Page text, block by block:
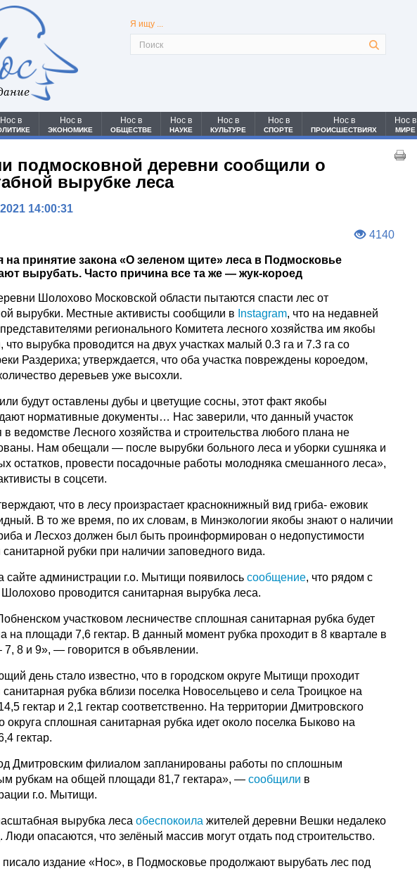
Я ищу ...
Нос в Нос в
ЭКОНОМИКЕ
Нос в
ОБЩЕСТВЕ
Нос в
НАУКЕ
Нос в
КУЛЬТУРЕ
Нос в
СПОРТЕ
Нос в
ПРОИСШЕСТВИЯХ
Нос в
МИРЕ
подмосковной деревни сообщили о
вырубке леса
14:00:31
4140
на принятие закона «О зеленом щите» леса в Подмосковье
вырубать. Часто причина все та же — жук-короед
Шолохово Московской области пытаются спасти лес от
вырубки. Местные активисты сообщили в Instagram, что на недавней
регионального Комитета лесного хозяйства им якобы
вырубка проводится на двух участках малый 0.3 га и 7.3 га со
Раздериха; утверждается, что оба участка повреждены короедом,
деревьев уже высохли.
будут оставлены дубы и цветущие сосны, этот факт якобы
нормативные документы… Нас заверили, что данный участок
в ведомстве Лесного хозяйства и строительства любого плана не
Нам обещали — после вырубки больного леса и уборки сушняка и
остатков, провести посадочные работы молодняка смешанного леса»,
в соцсети.
что в лесу произрастает краснокнижный вид гриба- ежовик
В то же время, по их словам, в Минэкологии якобы знают о наличии
и Лесхоз должен был быть проинформирован о недопустимости
рубки при наличии заповедного вида.
сайте администрации г.о. Мытищи появилосьсообщение, что рядом с
проводится санитарная вырубка леса.
участковом лесничестве сплошная санитарная рубка будет
на площади 7,6 гектар. В данный момент рубка проходит в 8 квартале в
7, 8 и 9», — говорится в объявлении.
день стало известно, что в городском округе Мытищи проходит
рубка вблизи поселка Новосельцево и села Троицкое на
гектар и 2,1 гектар соответственно. На территории Дмитровского
округа сплошная санитарная рубка идет около поселка Быково на
гектар.
Дмитровским филиалом запланированы работы по сплошным
рубкам на общей площади 81,7 гектара», —сообщили в
г.о. Мытищи.
вырубка лесаобеспокоила жителей деревни Вешки недалеко
опасаются, что зелёный массив могут отдать под строительство.
писало издание «Нос», в Подмосковье продолжают вырубать лес под